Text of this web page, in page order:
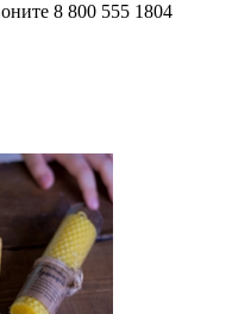
8 800 555 1804